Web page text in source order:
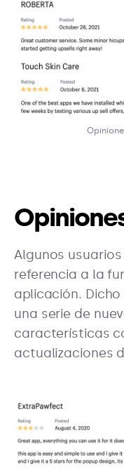
Algunos
referencia a la
aplicación.
una serie de
características
actualizaciones